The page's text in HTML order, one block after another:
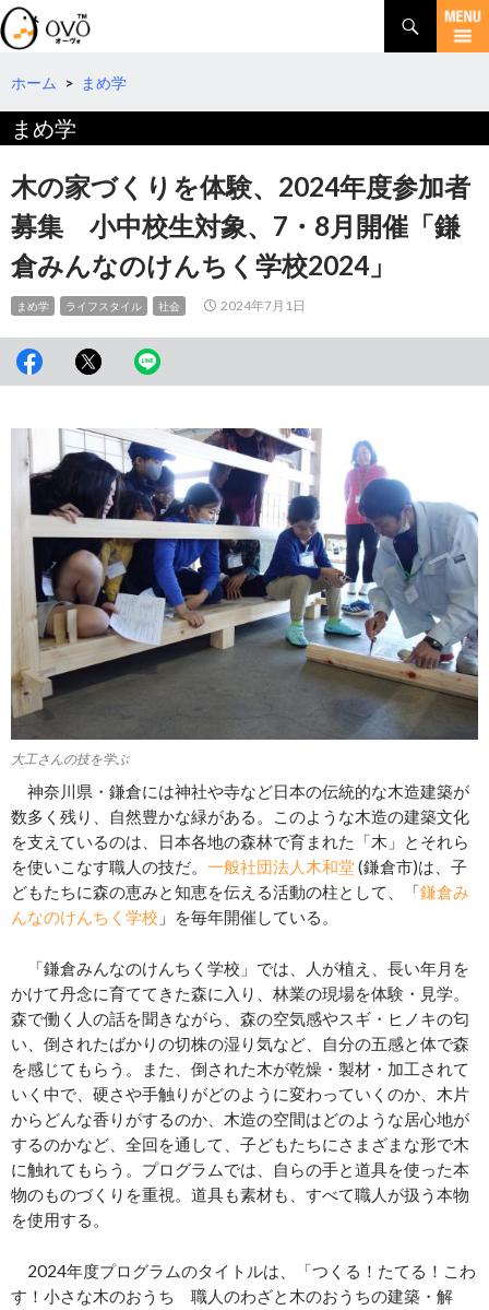
検
索
コ
テ
へ
動
ホーム > まめ学
まめ学
木の家づくりを体験、2024年度参加者
募集 小中校生対象、7・8月開催「鎌
倉みんなのけんちく学校2024」
まめ学 ライフスタイル 社会 2024年7月1日
大工さんの技を学ぶ
神奈川県・鎌倉には神社や寺など日本の伝統的な木造建築が
数多く残り、自然豊かな緑がある。このような木造の建築文化
を支えているのは、日本各地の森林で育まれた「木」とそれら
を使いこなす職人の技だ。 一般社団法人木和堂(鎌倉市)は、子
どもたちに森の恵みと知恵を伝える活動の柱として、「鎌倉み
んなのけんちく学校 」を毎年開催している。
「鎌倉みんなのけんちく学校」では、人が植え、長い年月を
かけて丹念に育ててきた森に入り、林業の現場を体験・見学。
森で働く人の話を聞きながら、森の空気感やスギ・ヒノキの匂
い、倒されたばかりの切株の湿り気など、自分の五感と体で森
を感じてもらう。また、倒された木が乾燥・製材・加工されて
いく中で、硬さや手触りがどのように変わっていくのか、木片
からどんな香りがするのか、木造の空間はどのような居心地が
するのかなど、全回を通して、子どもたちにさまざまな形で木
に触れてもらう。プログラムでは、自らの手と道具を使った本
物のものづくりを重視。道具も素材も、すべて職人が扱う本物
を使用する。
2024年度プログラムのタイトルは、「つくる！たてる！こわ
す！小さな木のおうち 職人のわざと木のおうちの建築・解